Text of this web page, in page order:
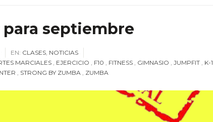
septiembre
EN: CLASES NOTICIAS
MARCIALES EJERCICIO F10 FITNESS GIMNASIO JUMPFIT
K-1
STRONG BY ZUMBA ZUMBA